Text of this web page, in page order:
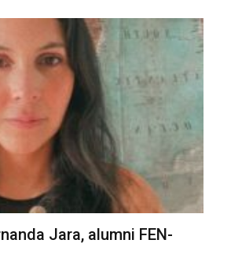
Jara, alumni FEN-